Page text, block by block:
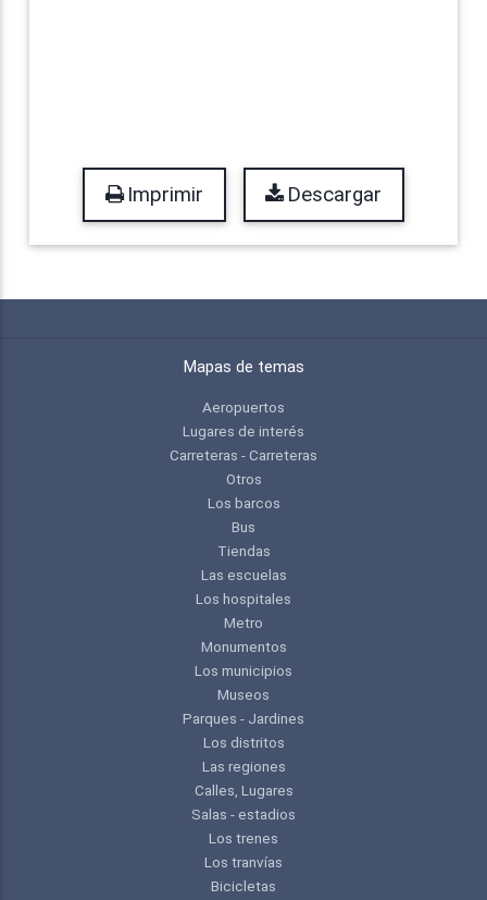
Imprimir Descargar
Mapas de temas
Aeropuertos
Lugares de interés
Carreteras - Carreteras
Otros
Los barcos
Bus
Tiendas
Las escuelas
Los hospitales
Metro
Monumentos
Los municipios
Museos
Parques - Jardines
Los distritos
Las regiones
Calles, Lugares
Salas - estadios
Los trenes
Los tranvías
Bicicletas